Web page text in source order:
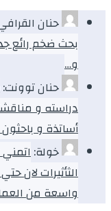
حنان
بحث ضخم رائع
و…
حنان توونت:
دراسته و
أساتذة و
خولة:
الثأثيرات لان
واسعة من